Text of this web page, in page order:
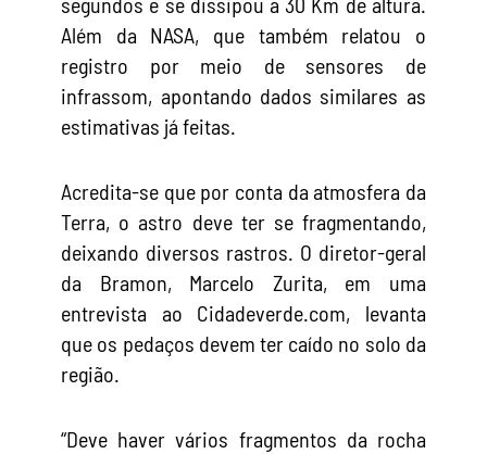
Além da NASA, que também relatou o
registro por meio de sensores de
infrassom, apontando dados similares as
estimativas já feitas.
Acredita-se que por conta da atmosfera da
Terra, o astro deve ter se fragmentando,
deixando diversos rastros. O diretor-geral
da Bramon, Marcelo Zurita, em uma
entrevista ao Cidadeverde.com, levanta
que os pedaços devem ter caído no solo da
região.
“Deve haver vários fragmentos da rocha